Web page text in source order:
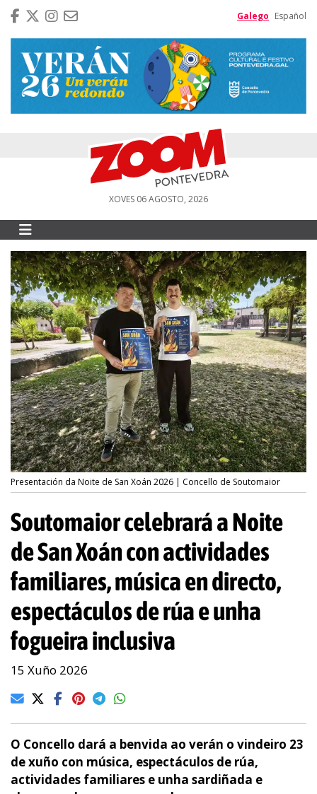
Galego Español
XOVES 06 AGOSTO, 2026
Presentación da Noite de San Xoán 2026 | Concello de Soutomaior
Soutomaior celebrará a Noite
de San Xoán con actividades
familiares, música en directo,
espectáculos de rúa e unha
fogueira inclusiva
15 Xuño 2026
O Concello dará a benvida ao verán o vindeiro 23
de xuño con música, espectáculos de rúa,
actividades familiares e unha sardiñada e